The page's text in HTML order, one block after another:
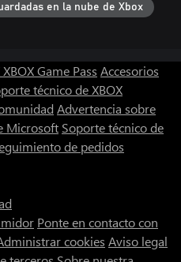
en la nube de Xbox
XBOX Game Pass Accesorios
técnico de XBOX
Advertencia sobre
Microsoft Soporte técnico de
de pedidos
Ponte en contacto con
cookies Aviso legal